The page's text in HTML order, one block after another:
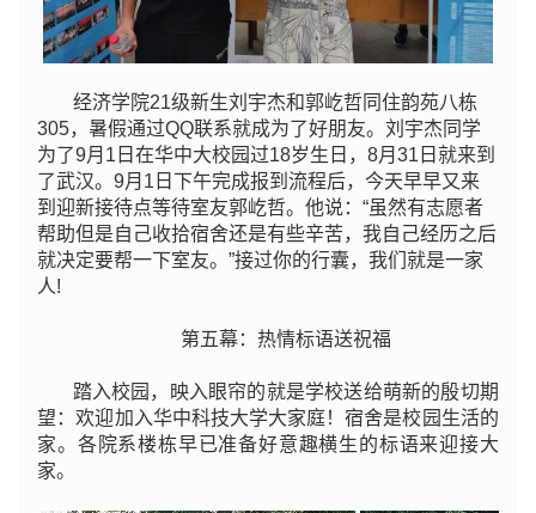
经济学院21级新生刘宇杰和郭屹哲同住韵苑八栋
305，暑假通过QQ联系就成为了好朋友。刘宇杰同学
为了9月1日在华中大校园过18岁生日，8月31日就来到
了武汉。9月1日下午完成报到流程后，今天早早又来
到迎新接待点等待室友郭屹哲。他说：“虽然有志愿者
帮助但是自己收拾宿舍还是有些辛苦，我自己经历之后
就决定要帮一下室友。”接过你的行囊，我们就是一家
人!
第五幕：热情标语送祝福
踏入校园，映入眼帘的就是学校送给萌新的殷切期
望：欢迎加入华中科技大学大家庭！宿舍是校园生活的
家。各院系楼栋早已准备好意趣横生的标语来迎接大
家。